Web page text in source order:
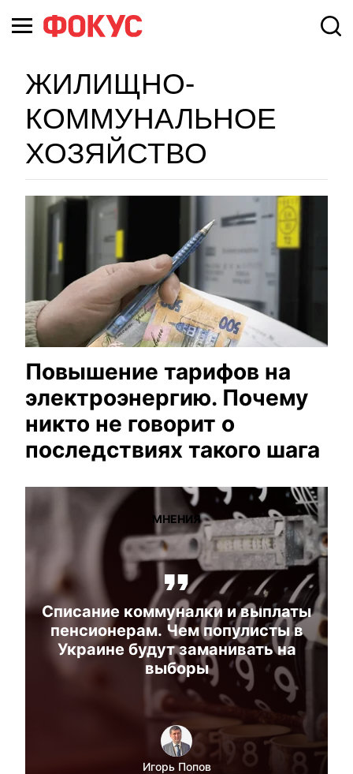
ЖИЛИЩНО-
КОММУНАЛЬНОЕ
ХОЗЯЙСТВО
Повышение тарифов на
электроэнергию. Почему
никто не говорит о
последствиях такого шага
МНЕНИЯ
Списание коммуналки и выплаты
пенсионерам. Чем популисты в
Украине будут заманивать на
выборы
Игорь Попов